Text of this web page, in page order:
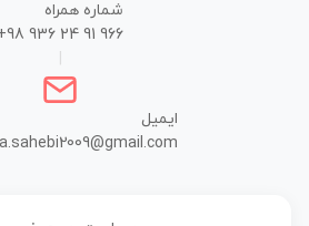
شماره همراه
+98 936 24 91 966
ایمیل